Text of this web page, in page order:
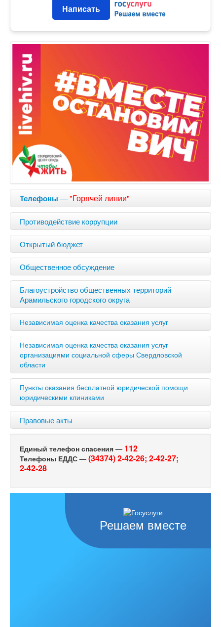
Написать
Телефоны —"Горячей линии"
Противодействие коррупции
Открытый бюджет
Общественное обсуждение
Благоустройство общественных территорий
Арамильского городского округа
Независимая оценка качества оказания услуг
Независимая оценка качества оказания услуг
организациями социальной сферы Свердловской
области
Пункты оказания бесплатной юридической помощи
юридическими клиниками
Правовые акты
Единый телефон спасения — 112
Телефоны ЕДДС — (34374) 2-42-26; 2-42-27;
2-42-28
Решаем вместе